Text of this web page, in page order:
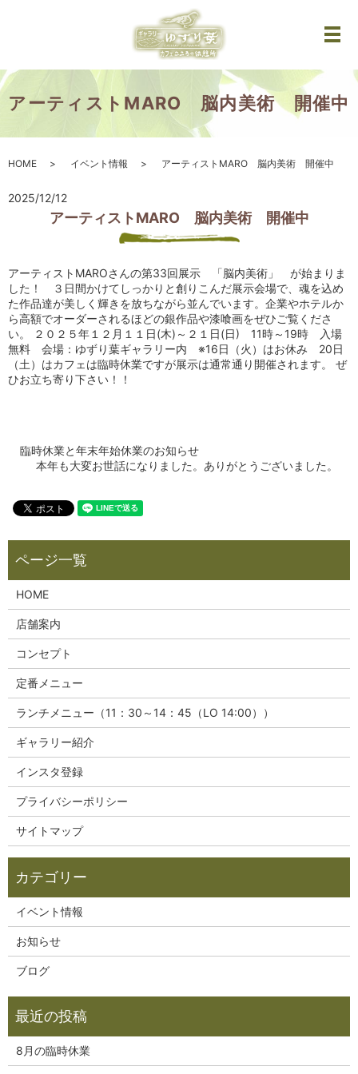
メ
アーティストMARO 脳内美術 開催中
HOME イベント情報 アーティストMARO 脳内美術 開催中
2025/12/12
アーティストMARO 脳内美術 開催中
アーティストMAROさんの第33回展示 「脳内美術」 が始まりま
した！ ３日間かけてしっかりと創りこんだ展示会場で、魂を込め
た作品達が美しく輝きを放ちながら並んでいます。企業やホテルか
ら高額でオーダーされるほどの銀作品や漆喰画をぜひご覧くださ
い。 ２０２５年１２月１１日(木)～２１日(日) 11時～19時 入場
無料 会場：ゆずり葉ギャラリー内 ※16日（火）はお休み 20日
（土）はカフェは臨時休業ですが展示は通常通り開催されます。 ぜ
ひお立ち寄り下さい！！
臨時休業と年末年始休業のお知らせ
本年も大変お世話になりました。ありがとうございました。
HOME
店舗案内
コンセプト
定番メニュー
ランチメニュー（11：30～14：45（LO 14:00））
ギャラリー紹介
インスタ登録
プライバシーポリシー
サイトマップ
イベント情報
お知らせ
ブログ
8月の臨時休業